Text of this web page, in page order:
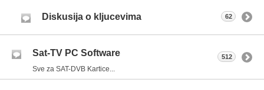
Diskusija o kljucevima 62
Sat-TV PC Software
Sve za SAT-DVB Kartice...
512